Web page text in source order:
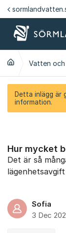
Hoppa till innehåll
Vatten
Detta inlägg är
information.
Hur mycket
Det är så
lägenhetsavgift
Sofia
3 Dec